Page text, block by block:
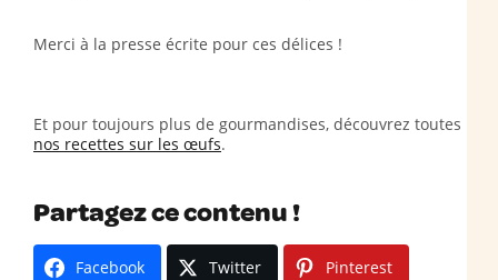
Merci à la presse écrite pour ces délices !
Et pour toujours plus de gourmandises, découvrez toutes
nos recettes sur les œufs.
Partagez ce contenu !
Facebook Twitter Pinterest